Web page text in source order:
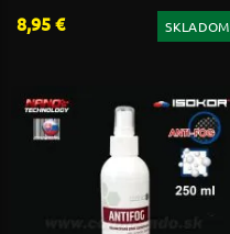
8,95 € SKLADOM